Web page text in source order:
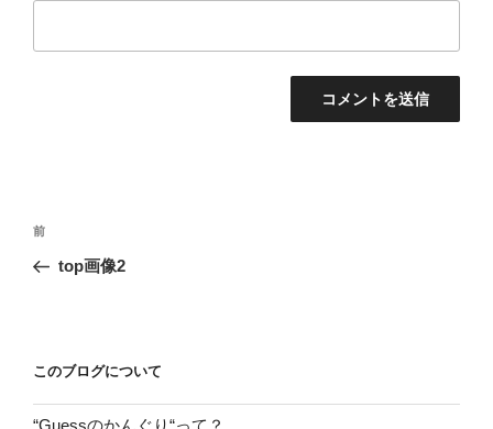
投
ナ
ー
シ
前
の
前
top画像2
このブログについて
“Guessのかんぐり“って？